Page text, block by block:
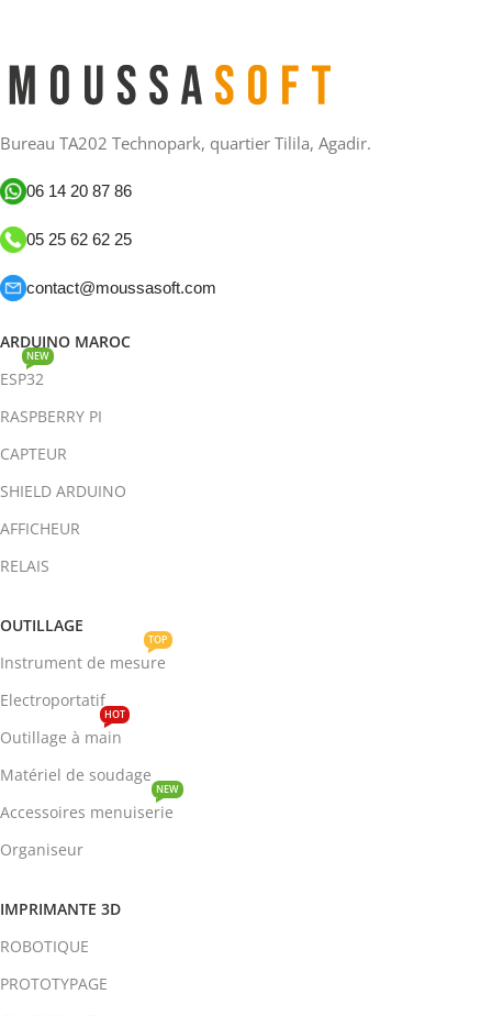
Bureau TA202 Technopark, quartier Tilila, Agadir.
06 14 20 87 86
05 25 62 62 25
contact@moussasoft.com
ARDUINO MAROC
ESP32
NEW
RASPBERRY PI
CAPTEUR
SHIELD ARDUINO
AFFICHEUR
RELAIS
OUTILLAGE
Instrument de mesure
TOP
Electroportatif
Outillage à main
HOT
Matériel de soudage
Accessoires menuiserie
NEW
Organiseur
IMPRIMANTE 3D
ROBOTIQUE
PROTOTYPAGE